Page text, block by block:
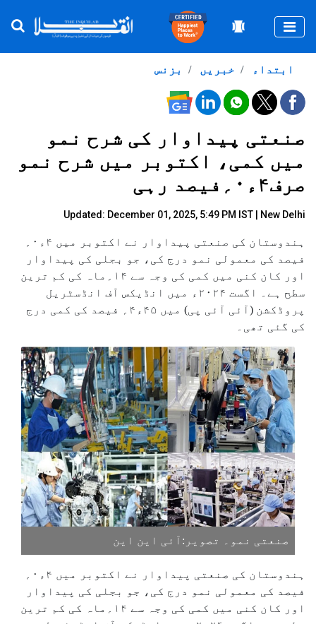
بزنس خبریں ابتداء
صنعتی پیداوار کی شرح نمو
میں کمی، اکتوبر میں شرح نمو
صرف۴ء۰؍فیصد رہی
Updated: December 01, 2025, 5:49 PM IST | New Delhi
فیصد کی معمولی نمو درج کی، جو بجلی کی پیداوار
اور کان کنی میں کمی کی وجہ سے ۱۴؍ماہ کی کم ترین
سطح ہے۔ اگست ۲۰۲۴ء میں انڈیکس آف انڈسٹریل
پروڈکشن (آئی آئی پی) میں ۴۵ء۴؍ فیصد کی کمی درج
کی گئی تھی۔
صنعتی نمو۔ تصویر:آئی این این
فیصد کی معمولی نمو درج کی، جو بجلی کی پیداوار
اور کان کنی میں کمی کی وجہ سے ۱۴؍ماہ کی کم ترین